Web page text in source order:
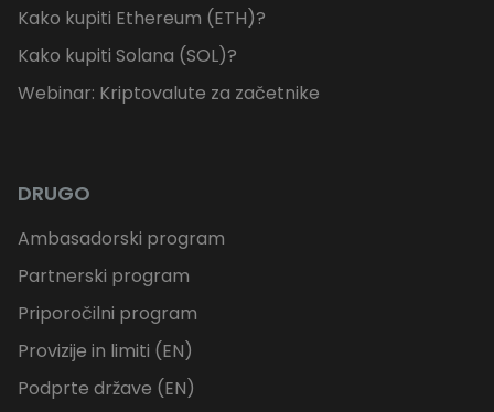
Kako kupiti Ethereum (ETH)?
Kako kupiti Solana (SOL)?
Webinar: Kriptovalute za začetnike
DRUGO
Ambasadorski program
Partnerski program
Priporočilni program
Provizije in limiti (EN)
Podprte države (EN)